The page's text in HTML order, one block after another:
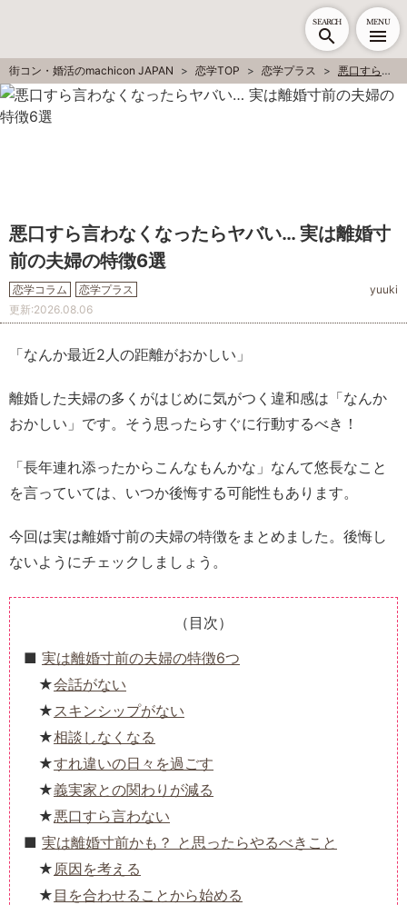
SEARCH MENU
街コン・婚活のmachicon JAPAN 恋学TOP 恋学プラス 悪口すら言わなくなったらヤバい… 実は離婚寸前の夫婦の特徴6選
悪口すら言わなくなったらヤバい… 実は離婚寸
前の夫婦の特徴6選
恋学コラム 恋学プラス
yuuki
更新:2026.08.06
「なんか最近2人の距離がおかしい」
離婚した夫婦の多くがはじめに気がつく違和感は「なんか
おかしい」です。そう思ったらすぐに行動するべき！
「長年連れ添ったからこんなもんかな」なんて悠長なこと
を言っていては、いつか後悔する可能性もあります。
今回は実は離婚寸前の夫婦の特徴をまとめました。後悔し
ないようにチェックしましょう。
（目次）
実は離婚寸前の夫婦の特徴6つ
会話がない
スキンシップがない
相談しなくなる
すれ違いの日々を過ごす
義実家との関わりが減る
悪口すら言わない
実は離婚寸前かも？ と思ったらやるべきこと
原因を考える
目を合わせることから始める